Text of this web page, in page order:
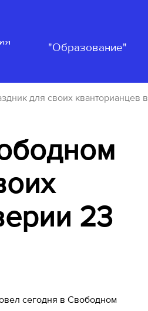
"Образование"
для своих кванторианцев в
23
сегодня в Свободном